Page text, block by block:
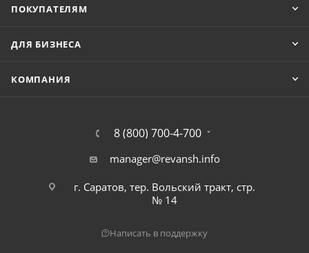
ПОКУПАТЕЛЯМ
ДЛЯ БИЗНЕСА
КОМПАНИЯ
8 (800) 700-4-700
manager@revansh.info
г. Саратов, тер. Вольский тракт, стр.
№ 14
Написать в поддержку